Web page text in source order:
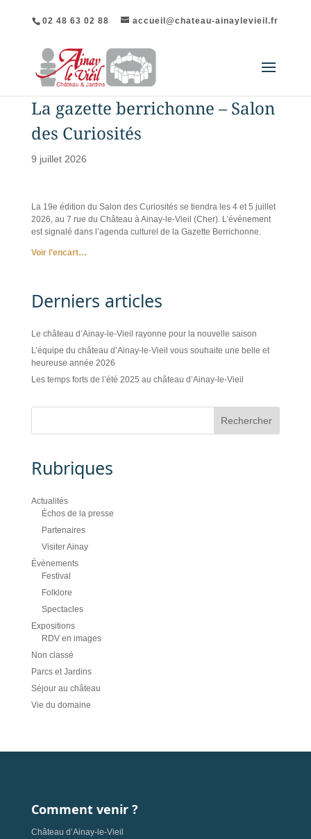
02 48 63 02 88 accueil@chateau-ainaylevieil.fr
La gazette berrichonne – Salon
des Curiosités
9 juillet 2026
La 19e édition du Salon des Curiosités se tiendra les 4 et 5 juillet
2026, au 7 rue du Château à Ainay-le-Vieil (Cher). L’événement
est signalé dans l’agenda culturel de la Gazette Berrichonne.
Voir l’encart…
Derniers articles
Le château d’Ainay-le-Vieil rayonne pour la nouvelle saison
L’équipe du château d’Ainay-le-Vieil vous souhaite une belle et
heureuse année 2026
Les temps forts de l’été 2025 au château d’Ainay-le-Vieil
Rubriques
Actualités
Échos de la presse
Partenaires
Visiter Ainay
Évènements
Festival
Folklore
Spectacles
Expositions
RDV en images
Non classé
Parcs et Jardins
Séjour au château
Vie du domaine
Comment venir ?
Château d’Ainay-le-Vieil